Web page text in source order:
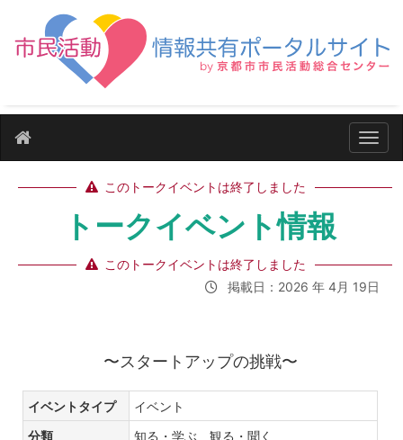
ナビ
このトークイベントは終了しました
トークイベント情報
このトークイベントは終了しました
掲載日：2026 年 4月 19日
〜スタートアップの挑戦〜
イベントタイプ イベント
分類 知る・学ぶ 観る・聞く